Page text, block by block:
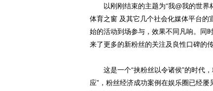
以刚刚结束的主题为“我@我的世界
体育之窗 及其它几个社会化媒体平台
始的活动到场参与，效果不同凡响。同
来了更多的新粉丝的关注及良性口碑的
这是一个“挟粉丝以令诸侯”的时代，
应”，粉丝经济成功案例在娱乐圈已经